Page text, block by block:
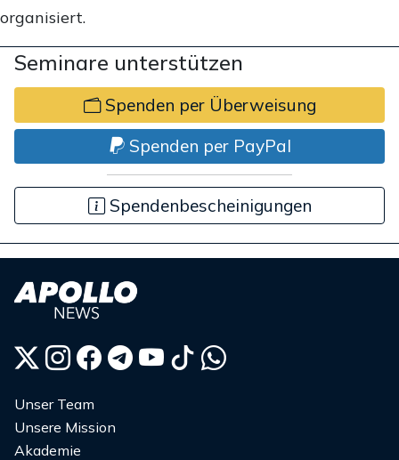
organisiert.
Seminare unterstützen
Spenden per Überweisung
Spenden per PayPal
Spendenbescheinigungen
Unser Team
Unsere Mission
Akademie